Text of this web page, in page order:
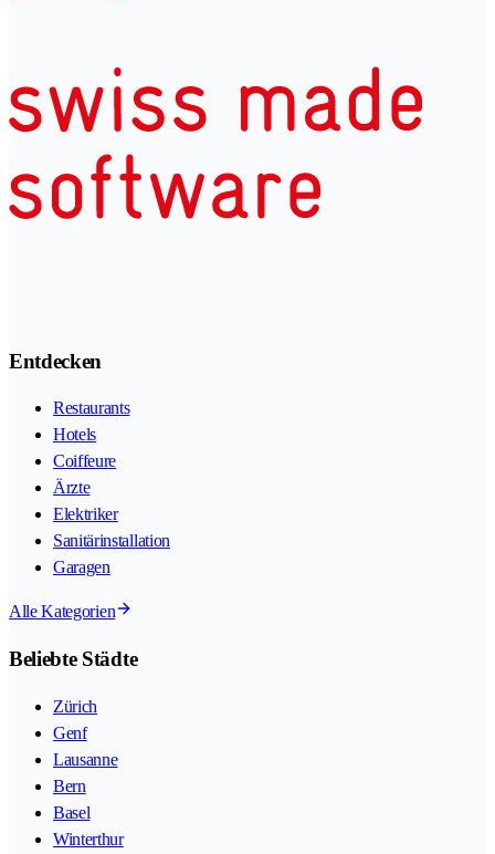
Entdecken
Restaurants
Hotels
Coiffeure
Ärzte
Elektriker
Sanitärinstallation
Garagen
Alle Kategorien
Beliebte Städte
Zürich
Genf
Lausanne
Bern
Basel
Winterthur